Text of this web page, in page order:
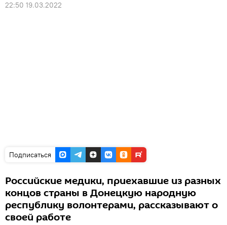
22:50 19.03.2022
Подписаться
Российские медики, приехавшие из разных
концов страны в Донецкую народную
республику волонтерами, рассказывают о
своей работе